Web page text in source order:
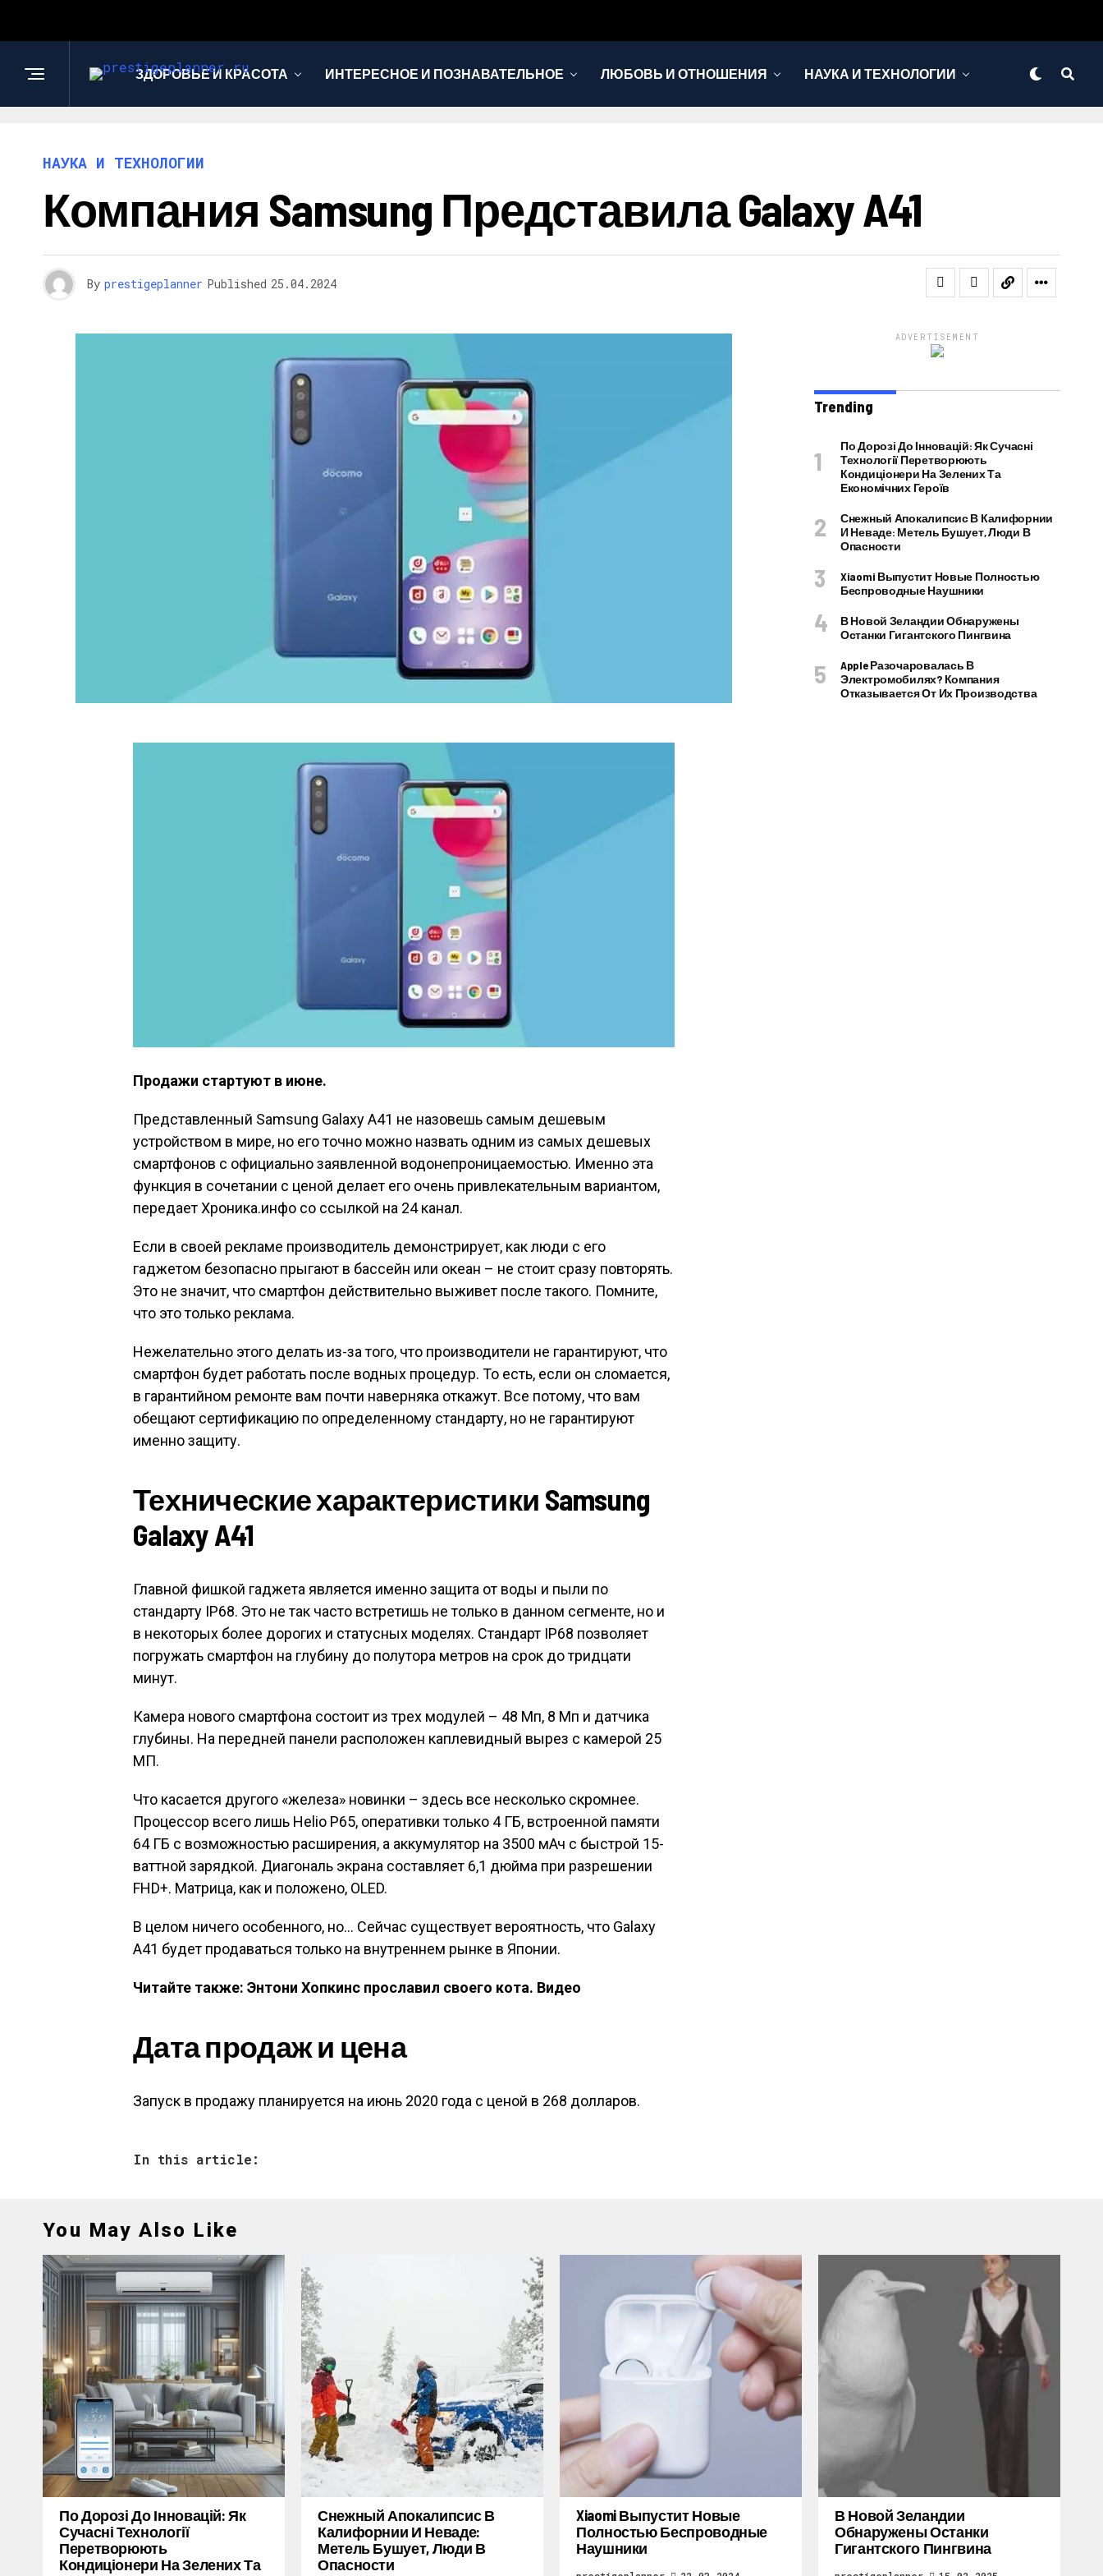
ЗДОРОВЬЕ И КРАСОТА ИНТЕРЕСНОЕ И ПОЗНАВАТЕЛЬНОЕ ЛЮБОВЬ И ОТНОШЕНИЯ НАУКА И ТЕХНОЛОГИИ
НАУКА И ТЕХНОЛОГИИ
Компания Samsung Представила Galaxy A41
By prestigeplanner Published 25.04.2024
Продажи стартуют в июне.
Представленный Samsung Galaxy A41 не назовешь самым дешевым
устройством в мире, но его точно можно назвать одним из самых дешевых
смартфонов с официально заявленной водонепроницаемостью. Именно эта
функция в сочетании с ценой делает его очень привлекательным вариантом,
передает Хроника.инфо со ссылкой на 24 канал.
Если в своей рекламе производитель демонстрирует, как люди с его
гаджетом безопасно прыгают в бассейн или океан – не стоит сразу повторять.
Это не значит, что смартфон действительно выживет после такого. Помните,
что это только реклама.
Нежелательно этого делать из-за того, что производители не гарантируют, что
смартфон будет работать после водных процедур. То есть, если он сломается,
в гарантийном ремонте вам почти наверняка откажут. Все потому, что вам
обещают сертификацию по определенному стандарту, но не гарантируют
именно защиту.
Технические характеристики Samsung
Galaxy A41
Главной фишкой гаджета является именно защита от воды и пыли по
стандарту IP68. Это не так часто встретишь не только в данном сегменте, но и
в некоторых более дорогих и статусных моделях. Стандарт IP68 позволяет
погружать смартфон на глубину до полутора метров на срок до тридцати
минут.
Камера нового смартфона состоит из трех модулей – 48 Мп, 8 Мп и датчика
глубины. На передней панели расположен каплевидный вырез с камерой 25
МП.
Что касается другого «железа» новинки – здесь все несколько скромнее.
Процессор всего лишь Helio P65, оперативки только 4 ГБ, встроенной памяти
64 ГБ с возможностью расширения, а аккумулятор на 3500 мАч с быстрой 15-
ваттной зарядкой. Диагональ экрана составляет 6,1 дюйма при разрешении
FHD+. Матрица, как и положено, OLED.
В целом ничего особенного, но… Сейчас существует вероятность, что Galaxy
A41 будет продаваться только на внутреннем рынке в Японии.
Читайте также: Энтони Хопкинс прославил своего кота. Видео
Дата продаж и цена
Запуск в продажу планируется на июнь 2020 года с ценой в 268 долларов.
In this article:
ADVERTISEMENT
Trending
По Дорозі До Інновацій: Як Сучасні
Технології Перетворюють
Кондиціонери На Зелених Та
Економічних Героїв
Снежный Апокалипсис В Калифорнии
И Неваде: Метель Бушует, Люди В
Опасности
Xiaomi Выпустит Новые Полностью
Беспроводные Наушники
В Новой Зеландии Обнаружены
Останки Гигантского Пингвина
Apple Разочаровалась В
Электромобилях? Компания
Отказывается От Их Производства
You May Also Like
По Дорозі До Інновацій: Як
Сучасні Технології
Перетворюють
Кондиціонери На Зелених Та
Снежный Апокалипсис В
Калифорнии И Неваде:
Метель Бушует, Люди В
Опасности
Xiaomi Выпустит Новые
Полностью Беспроводные
Наушники
В Новой Зеландии
Обнаружены Останки
Гигантского Пингвина